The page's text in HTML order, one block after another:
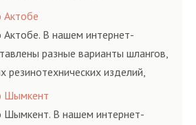
изделий, соответствующих
условиям и нормативам.
Актобе
Актобе. В нашем интернет-
разные варианты шлангов,
резинотехнических изделий,
ГОСТам, техническим условиям
Шымкент
Шымкент. В нашем интернет-